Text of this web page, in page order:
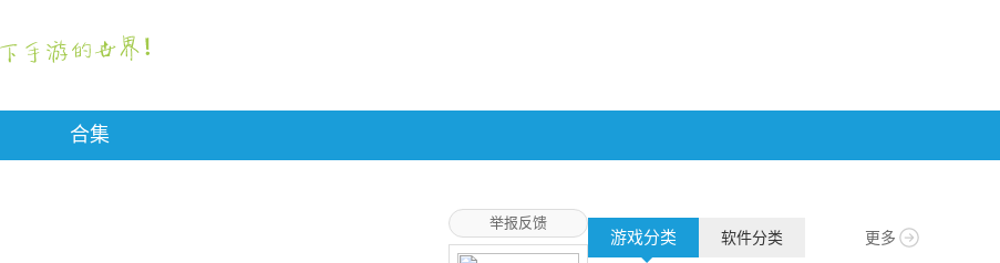
合集
举报反馈
游戏分类 软件分类 更多